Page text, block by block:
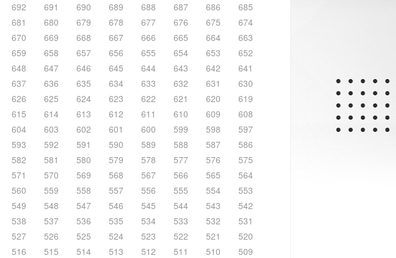
692 691 690 689 688 687 686
685
681 680 679 678 677 676 675
674
670 669 668 667 666 665 664
663
659 658 657 656 655 654 653
652
648 647 646 645 644 643 642
641
637 636 635 634 633 632 631
630
626 625 624 623 622 621 620
619
615 614 613 612 611 610 609
608
604 603 602 601 600 599 598
597
593 592 591 590 589 588 587
586
582 581 580 579 578 577 576
575
571 570 569 568 567 566 565
564
560 559 558 557 556 555 554
553
549 548 547 546 545 544 543
542
538 537 536 535 534 533 532
531
527 526 525 524 523 522 521
520
516 515 514 513 512 511 510
509